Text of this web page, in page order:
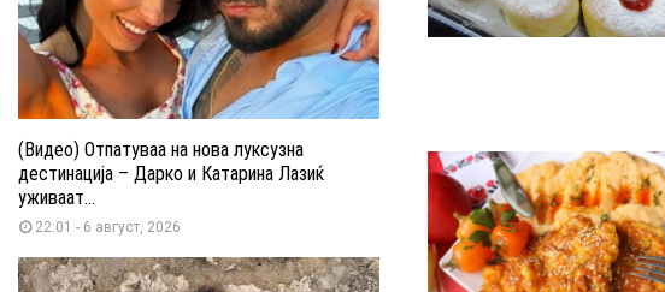
(Видео) Отпатуваа на нова луксузна
дестинација – Дарко и Катарина Лазиќ
уживаат...
22:01 - 6 август, 2026